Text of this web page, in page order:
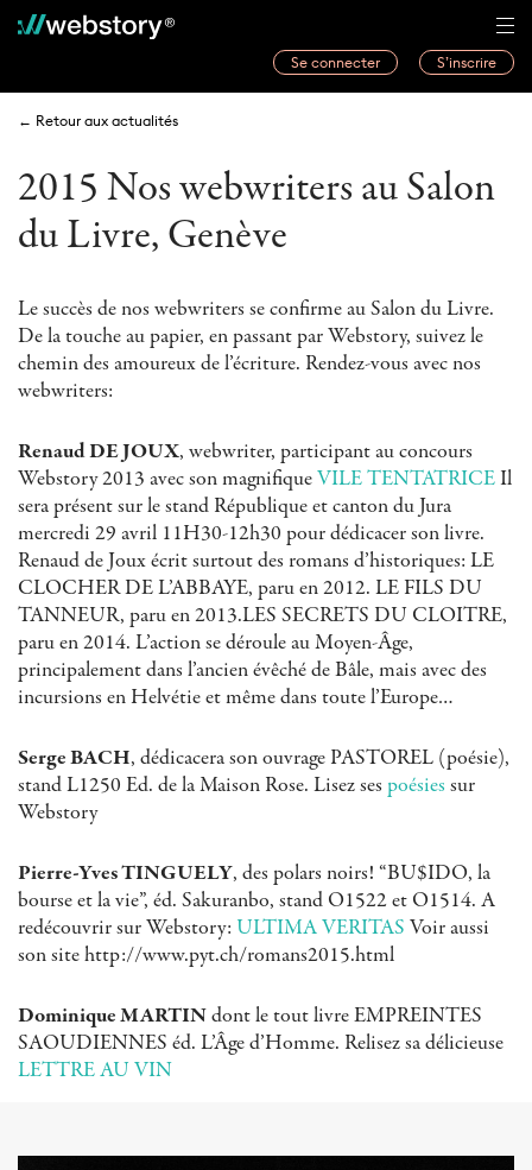
Se connecter S’inscrire
Concours
Actualités
← Retour aux actualités
2015 Nos webwriters au Salon
du Livre, Genève
Le succès de nos webwriters se confirme au Salon du Livre.
De la touche au papier, en passant par Webstory, suivez le
chemin des amoureux de l’écriture. Rendez-vous avec nos
webwriters:
Renaud DE JOUX, webwriter, participant au concours
Webstory 2013 avec son magnifiqueVILE TENTATRICEIl
sera présent sur le stand République et canton du Jura
mercredi 29 avril 11H30-12h30 pour dédicacer son livre.
Renaud de Joux écrit surtout des romans d’historiques: LE
CLOCHER DE L’ABBAYE, paru en 2012. LE FILS DU
TANNEUR, paru en 2013.LES SECRETS DU CLOITRE,
paru en 2014. L’action se déroule au Moyen-Âge,
principalement dans l’ancien évêché de Bâle, mais avec des
incursions en Helvétie et même dans toute l’Europe…
Serge BACH, dédicacera son ouvrage PASTOREL (poésie),
stand L1250 Ed. de la Maison Rose. Lisez ses poésies sur
Webstory
Pierre-Yves TINGUELY, des polars noirs! “BU$IDO, la
bourse et la vie”, éd. Sakuranbo, stand O1522 et O1514. A
redécouvrir sur Webstory: ULTIMA VERITAS Voir aussi
son site http://www.pyt.ch/romans2015.html
Dominique MARTINdont le tout livre EMPREINTES
SAOUDIENNES éd. L’Âge d’Homme. Relisez sa délicieuse
LETTRE AU VIN